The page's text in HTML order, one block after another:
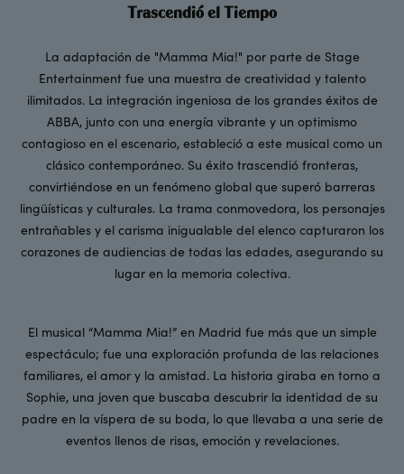
Trascendió el Tiempo
La adaptación de "Mamma Mia!" por parte de Stage
Entertainment fue una muestra de creatividad y talento
ilimitados. La integración ingeniosa de los grandes éxitos de
ABBA, junto con una energía vibrante y un optimismo
contagioso en el escenario, estableció a este musical como un
clásico contemporáneo. Su éxito trascendió fronteras,
convirtiéndose en un fenómeno global que superó barreras
lingüísticas y culturales. La trama conmovedora, los personajes
entrañables y el carisma inigualable del elenco capturaron los
corazones de audiencias de todas las edades, asegurando su
lugar en la memoria colectiva.
El musical “Mamma Mia!” en Madrid fue más que un simple
espectáculo; fue una exploración profunda de las relaciones
familiares, el amor y la amistad. La historia giraba en torno a
Sophie, una joven que buscaba descubrir la identidad de su
padre en la víspera de su boda, lo que llevaba a una serie de
eventos llenos de risas, emoción y revelaciones.